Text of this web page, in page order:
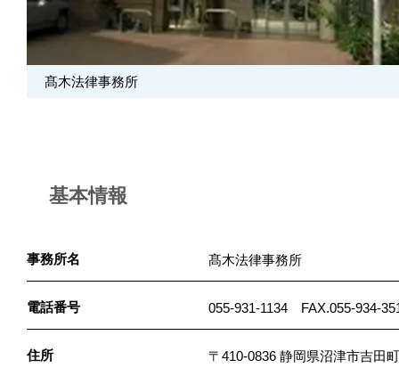
​髙木法律事務所
基本情報
事務所名 髙木法律事務所
電話番号 055-931-1134 FAX.055-934-
住所 〒410-0836 静岡県沼津市吉田